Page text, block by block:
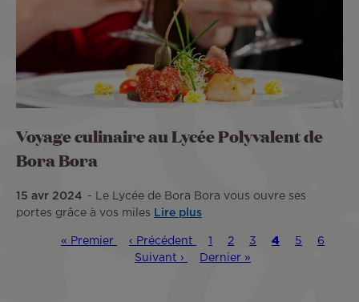
Voyage culinaire au Lycée Polyvalent de
Bora Bora
15 avr 2024
Le Lycée de Bora Bora vous ouvre ses
portes grâce à vos miles
Lire plus
Première
« Premier
Page
précédente
‹ Précédent Page
1 Page
2 Page
3
Page
4 Page
5 Page
6
Suivant ›
Dernière
Dernier »